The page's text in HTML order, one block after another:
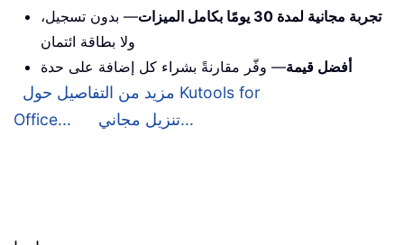
تجربة مجانية لمدة 30 يومًا بكامل الميزات
— بدون تسجيل،
ولا بطاقة ائتمان
أفضل قيمة— وفّر مقارنةً بشراء كل إضافة على حدة
مزيد من التفاصيل حول Kutools for
Office...
تنزيل مجاني...